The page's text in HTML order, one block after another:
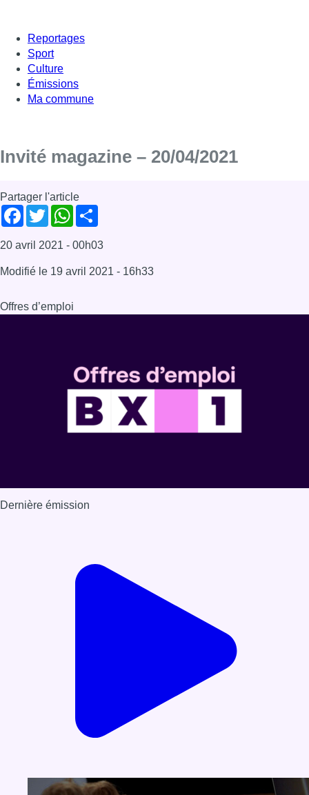
Reportages
Sport
Culture
Émissions
Ma commune
Invité magazine – 20/04/2021
Partager l'article
Facebook
TwitterWhatsApp
20 avril 2021 - 00h03
Modifié le 19 avril 2021 - 16h33
Offres d’emploi
Dernière émission